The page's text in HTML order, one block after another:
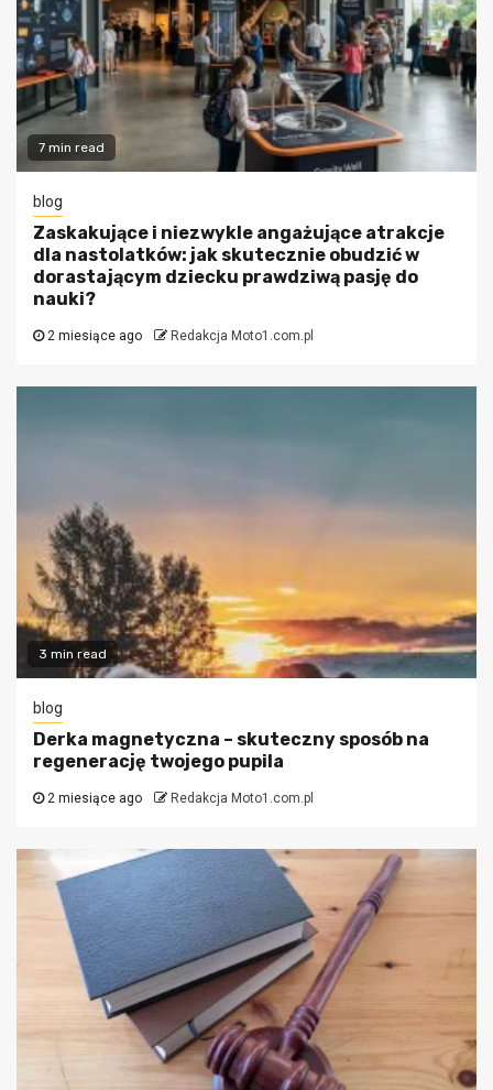
7 min read
blog
Zaskakujące i niezwykle angażujące atrakcje
dla nastolatków: jak skutecznie obudzić w
dorastającym dziecku prawdziwą pasję do
nauki?
2 miesiące ago Redakcja Moto1.com.pl
3 min read
blog
Derka magnetyczna – skuteczny sposób na
regenerację twojego pupila
2 miesiące ago Redakcja Moto1.com.pl